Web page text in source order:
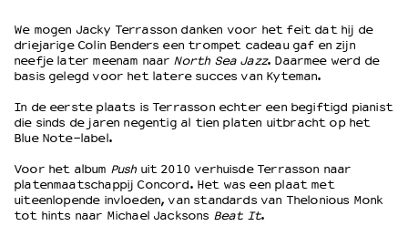
Bereikbaarheid
Kaartverkoop
EDUCATIE
Filmprogramma’s Primair Onderwijs
Filmprogramma’s VO/MBO
Speciale educatieprogramma’s
We mogen Jacky Terrasson danken voor het feit dat hij de
driejarige Colin Benders een trompet cadeau gaf en zijn
neefje later meenam naar North Sea Jazz. Daarmee werd de
basis gelegd voor het latere succes van Kyteman.
In de eerste plaats is Terrasson echter een begiftigd pianist
die sinds de jaren negentig al tien platen uitbracht op het
Blue Note-label.
Voor het album Pushuit 2010 verhuisde Terrasson naar
platenmaatschappij Concord. Het was een plaat met
uiteenlopende invloeden, van standards van Thelonious Monk
tot hints naar Michael Jacksons Beat It.